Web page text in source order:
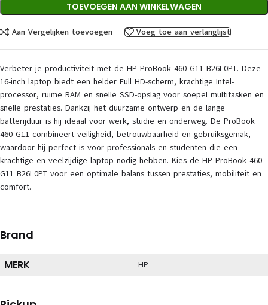
TOEVOEGEN AAN WINKELWAGEN
Aan Vergelijken toevoegen Voeg toe aan verlanglijst
Verbeter je productiviteit met de HP ProBook 460 G11 B26L0PT. Deze
16-inch laptop biedt een helder Full HD-scherm, krachtige Intel-
processor, ruime RAM en snelle SSD-opslag voor soepel multitasken en
snelle prestaties. Dankzij het duurzame ontwerp en de lange
batterijduur is hij ideaal voor werk, studie en onderweg. De ProBook
460 G11 combineert veiligheid, betrouwbaarheid en gebruiksgemak,
waardoor hij perfect is voor professionals en studenten die een
krachtige en veelzijdige laptop nodig hebben. Kies de HP ProBook 460
G11 B26L0PT voor een optimale balans tussen prestaties, mobiliteit en
comfort.
Brand
MERK HP